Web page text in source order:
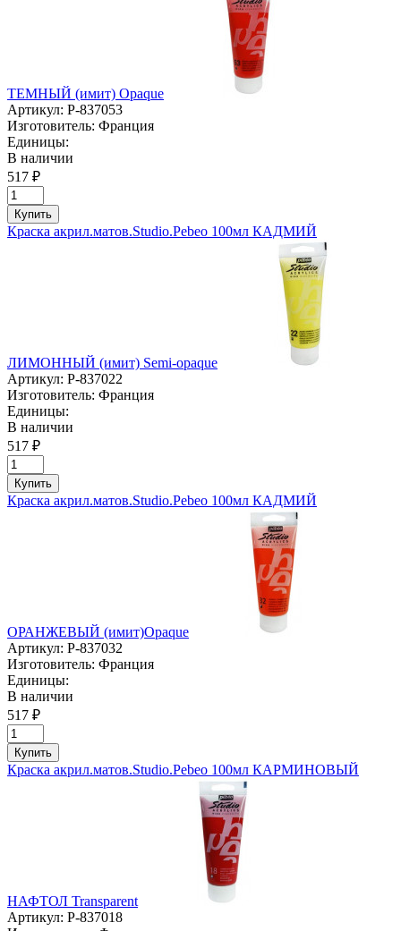
ТЕМНЫЙ (имит) Opaque
Артикул: P-837053
Изготовитель: Франция
Единицы:
В наличии
517 ₽
Купить
Краска акрил.матов.Studio.Pebeo 100мл КАДМИЙ
ЛИМОННЫЙ (имит) Semi-opaque
Артикул: P-837022
Изготовитель: Франция
Единицы:
В наличии
517 ₽
Купить
Краска акрил.матов.Studio.Pebeo 100мл КАДМИЙ
ОРАНЖЕВЫЙ (имит)Opaque
Артикул: P-837032
Изготовитель: Франция
Единицы:
В наличии
517 ₽
Купить
Краска акрил.матов.Studio.Pebeo 100мл КАРМИНОВЫЙ
НАФТОЛ Transparent
Артикул: P-837018